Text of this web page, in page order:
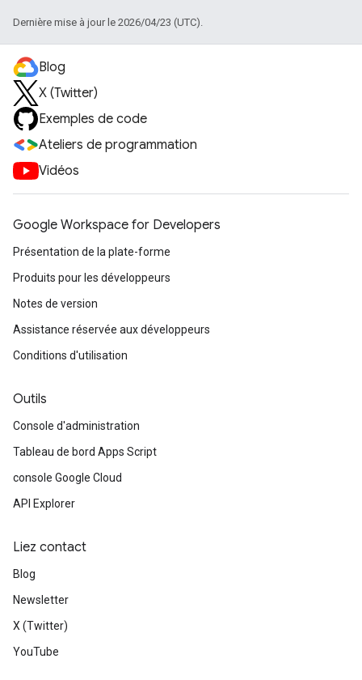
Dernière mise à jour le 2026/04/23 (UTC).
Blog
X (Twitter)
Exemples de code
Ateliers de programmation
Vidéos
Google Workspace for Developers
Présentation de la plate-forme
Produits pour les développeurs
Notes de version
Assistance réservée aux développeurs
Conditions d'utilisation
Outils
Console d'administration
Tableau de bord Apps Script
console Google Cloud
API Explorer
Liez contact
Blog
Newsletter
X (Twitter)
YouTube